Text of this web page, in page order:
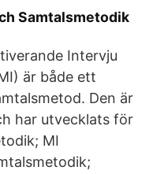
Samtalsmetodik
Intervju
är både ett
Den är
har utvecklats för
MI